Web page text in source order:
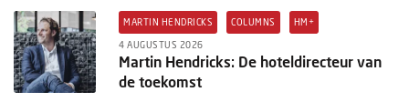
MARTIN HENDRICKS COLUMNS HM+
4 AUGUSTUS 2026
Martin Hendricks: De hoteldirecteur van
de toekomst